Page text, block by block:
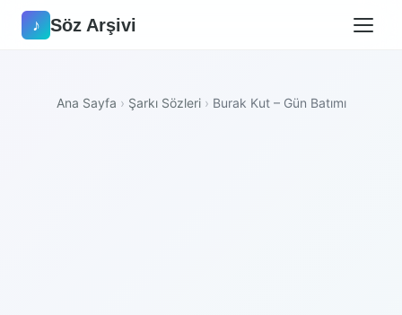
♪ Söz Arşivi
Ana Sayfa › Şarkı Sözleri › Burak Kut – Gün Batımı